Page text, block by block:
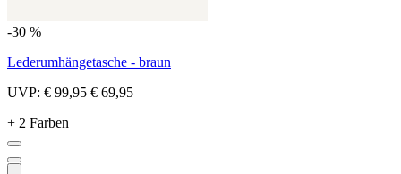
-30 %
Lederumhängetasche - braun
UVP: € 99,95 € 69,95
+ 2 Farben